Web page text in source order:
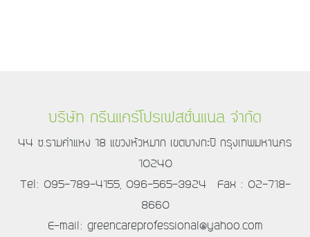
บริษัท กรีนแคร์โปรเฟสชั่นแนล จำกัด
44 ซ.รามคำแหง 18 แขวงหัวหมาก เขตบางกะปิ กรุงเทพมหานคร
10240
Tel: 095-789-4155, 096-565-3924 Fax : 02-718-
8660
E-mail: greencareprofessional@yahoo.com